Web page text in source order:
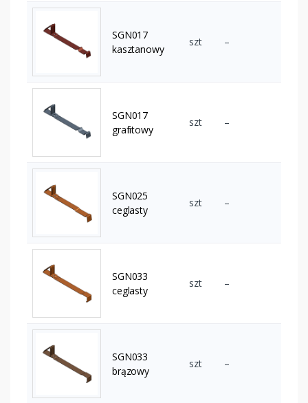
SGN017
kasztanowy
szt –
SGN017
grafitowy
szt –
SGN025
ceglasty
szt –
SGN033
ceglasty
szt –
SGN033
brązowy
szt –